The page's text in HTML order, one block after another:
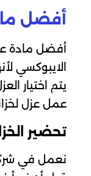
أفضل
أفضل مادة
الايبوكسي
يتم اختيار
عمل عزل
تحضير
نعمل في